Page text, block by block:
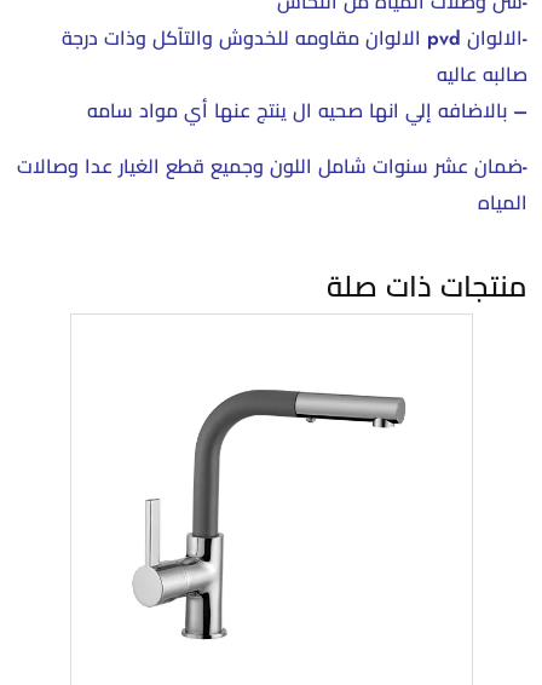
-الالوان pvd الالوان مقاومه للخدوش والتآكل وذات درجة
صالبه عاليه
– بالاضافه إلي انها صحيه ال ينتج عنها أي مواد سامه
-ضمان عشر سنوات شامل اللون وجميع قطع الغيار عدا وصالات
المياه
منتجات ذات صلة